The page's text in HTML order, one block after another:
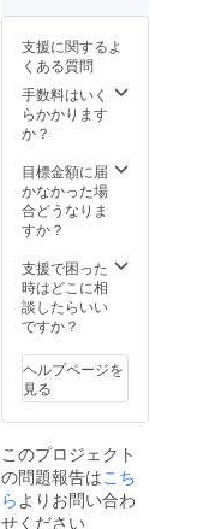
す。ご
了承く
ださ
い。
ロジェ
ご報告
⑥この
ポス
ターを
広めて
る方に
は、ポ
スター
の画像
をお付
けしま
す。ご
希望の
備考欄
でお知
らせく
ださ
添付さ
れた動
画の転
載、複
支援に関するよ
くある質問
手数料はいく
らかかります
か？
目標金額に届
かなかった場
合どうなりま
すか？
支援で困った
時はどこに相
談したらいい
ですか？
ヘルプページを
見る
このプロジェクト
の問題報告はこち
ら よりお問い合わ
せください